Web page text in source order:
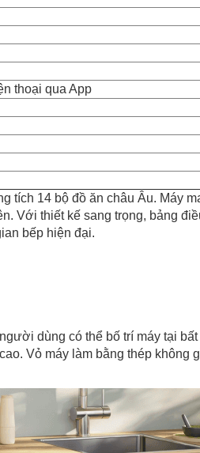
thoại qua App
tích 14 bộ đồ ăn châu Âu. Máy
Với thiết kế sang trọng, bảng
bếp hiện đại.
dùng có thể bố trí máy tại
Vỏ máy làm bằng thép không